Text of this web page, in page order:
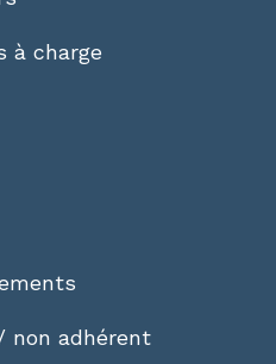
à charge
non adhérent